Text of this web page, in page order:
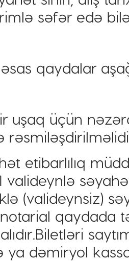
səfər edə
qaydalar
uşaq üçün
etibarlılıq
1 valideynlə
(valideynsiz)
notarial qaydada
dəmiryol